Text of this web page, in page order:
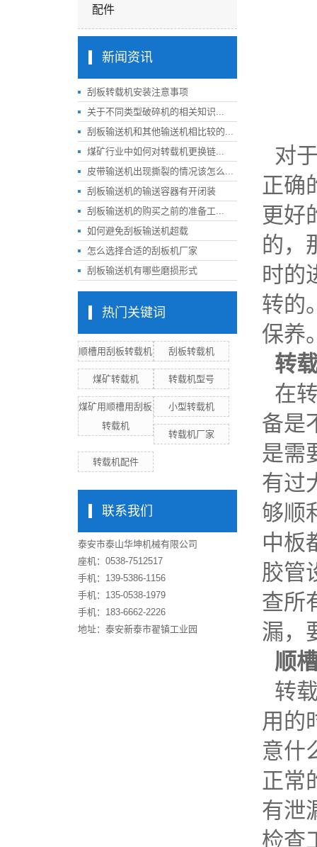
配件
新闻资讯
刮板转载机安装注意事项
关于不同类型破碎机的相关知识...
刮板输送机和其他输送机相比较的...
煤矿行业中如何对转载机更换链...
皮带输送机出现撕裂的情况该怎么...
刮板输送机的输送容器有开闭装
刮板输送机的购买之前的准备工...
如何避免刮板输送机超载
怎么选择合适的刮板机厂家
刮板输送机有哪些磨损形式
热门关键词
顺槽用刮板转载机 刮板转载机
煤矿转载机 转载机型号
煤矿用顺槽用刮板
转载机
小型转载机
转载机厂家
转载机配件
联系我们
泰安市泰山华坤机械有限公司
座机：0538-7512517
手机：139-5386-1156
手机：135-0538-1979
手机：183-6662-2226
地址：泰安新泰市翟镇工业园
对
正确
更好
的，
时的
转的
保养
转
在
备是
是需
有过
够顺
中板
胶管
查所
漏，
顺
转
用的
意什
正常
有泄
检查